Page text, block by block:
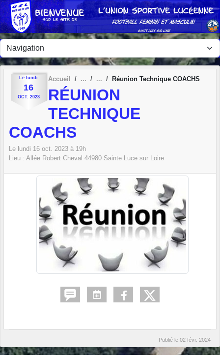
Le lundi
16
OCT. 2023
Accueil Réunion Technique COACHS
RÉUNION
TECHNIQUE
COACHS
Le lundi 16 oct. 2023 à 19h
Lieu : Allée Robert Cheval 44980 Sainte Luce sur Loire
Publié le 02 févr. 2024
Panneau de gestion des cookies